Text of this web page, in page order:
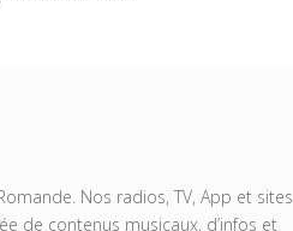
Nos radios, TV, App et sites
de contenus musicaux, d’infos et